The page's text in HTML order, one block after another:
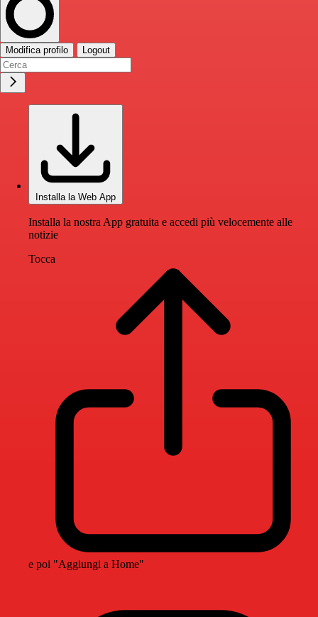
Modifica profilo Logout
Installa la Web App
Installa la nostra App gratuita e accedi più velocemente alle
notizie
Tocca
e poi "Aggiungi a Home"